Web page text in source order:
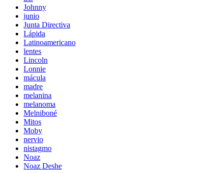
Johnny
junio
Junta Directiva
Lápida
Latinoamericano
lentes
Lincoln
Lonnie
mácula
madre
melanina
melanoma
Melniboné
Mitos
Moby
nervio
nistagmo
Noaz
Noaz Deshe